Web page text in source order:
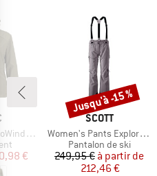
with Hood
réduit
€
MARQUE
SCOTT
Article
Women's Pants Explorair 3L
Product group
Pantalon de ski
Prix
249,95 € Prix réduit
à partir de
212,46 €
Remise
Jusqu'à -15 %